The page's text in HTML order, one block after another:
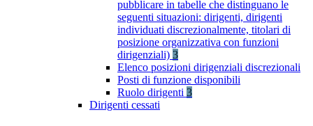
pubblicare in tabelle che distinguano le
seguenti situazioni: dirigenti, dirigenti
individuati discrezionalmente, titolari di
posizione organizzativa con funzioni
dirigenziali) 3
Elenco posizioni dirigenziali discrezionali
Posti di funzione disponibili
Ruolo dirigenti 3
Dirigenti cessati